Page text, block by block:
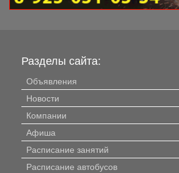
Разделы сайта:
Объявления
Новости
Компании
Афиша
Расписание занятий
Расписание автобусов